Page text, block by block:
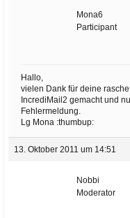
Mona6
Participant
Hallo,
vielen Dank für deine
IncrediMail2 gemacht und
Fehlermeldung.
Lg Mona :thumbup:
13. Oktober 2011 um 14:51
Nobbi
Moderator